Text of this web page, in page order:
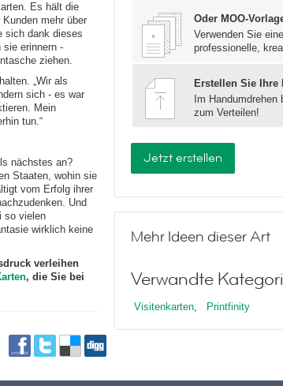
Es hält die
mehr über
sich dank dieses
sie erinnern -
ziehen.
„Wir als
sich - es war
Mein
tun.“
nächstes an?
Staaten, wohin sie
vom Erfolg ihrer
Und
so vielen
wirklich keine
verleihen
, die Sie bei
Oder MOO-
Verwenden Sie
professionelle,
Erstellen Sie Ihre
Im
zum Verteilen!
Jetzt erstellen
Mehr Ideen dieser Art
Verwandte
Visitenkarten, Printfinity